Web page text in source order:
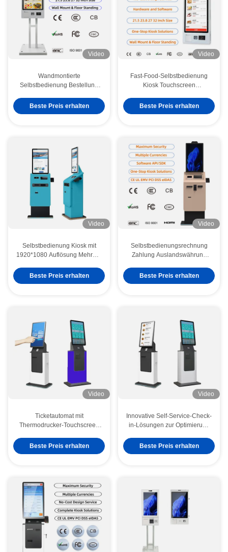
Video
Wandmontierte
Selbstbedienung Bestellung
SDK Touchscreen Quittung
Drucker Gesichtserkennung
Beste Preis erhalten
Video
Fast-Food-Selbstbedienung
Kiosk Touchscreen
QR-Code Ticket-Drucker
Barbestellung Zahlung Kiosk
Beste Preis erhalten
Video
Selbstbedienung Kiosk mit
1920*1080 Auflösung Mehrere
Scanner-Terminal
Beste Preis erhalten
Video
Selbstbedienungsrechnung
Zahlung Auslandswährung
Bargeld Münzspender SDK
Boden stehen
Beste Preis erhalten
Video
Ticketautomat mit
Thermodrucker-Touchscreen
Selbstbedienungskiosk
Beste Preis erhalten
Video
Innovative Self-Service-Check-
in-Lösungen zur Optimierung
Verbesserung der
Kundenzufriedenheit und des
Beste Preis erhalten